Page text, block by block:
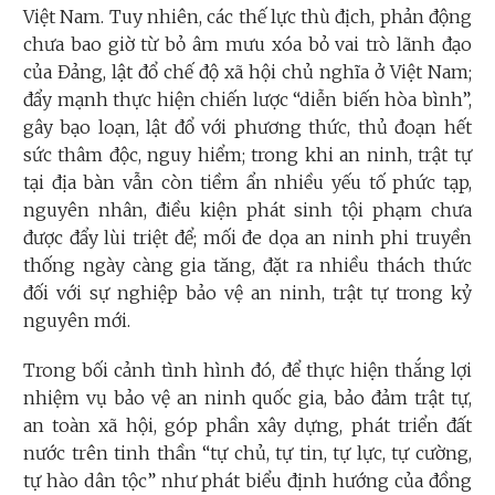
Việt Nam. Tuy nhiên, các thế lực thù địch, phản động
chưa bao giờ từ bỏ âm mưu xóa bỏ vai trò lãnh đạo
của Đảng, lật đổ chế độ xã hội chủ nghĩa ở Việt Nam;
đẩy mạnh thực hiện chiến lược “diễn biến hòa bình”,
gây bạo loạn, lật đổ với phương thức, thủ đoạn hết
sức thâm độc, nguy hiểm; trong khi an ninh, trật tự
tại địa bàn vẫn còn tiềm ẩn nhiều yếu tố phức tạp,
nguyên nhân, điều kiện phát sinh tội phạm chưa
được đẩy lùi triệt để; mối đe dọa an ninh phi truyền
thống ngày càng gia tăng, đặt ra nhiều thách thức
đối với sự nghiệp bảo vệ an ninh, trật tự trong kỷ
nguyên mới.
Trong bối cảnh tình hình đó, để thực hiện thắng lợi
nhiệm vụ bảo vệ an ninh quốc gia, bảo đảm trật tự,
an toàn xã hội, góp phần xây dựng, phát triển đất
nước trên tinh thần “tự chủ, tự tin, tự lực, tự cường,
tự hào dân tộc” như phát biểu định hướng của đồng